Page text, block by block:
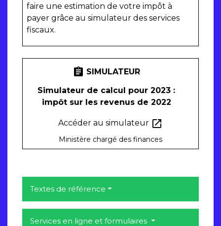
faire une estimation de votre impôt à
payer grâce au simulateur des services
fiscaux.
assignment SIMULATEUR
Simulateur de calcul pour 2023 :
impôt sur les revenus de 2022
Accéder au simulateur open_in_new
Ministère chargé des finances
Textes de référence
Services en ligne et formulaires